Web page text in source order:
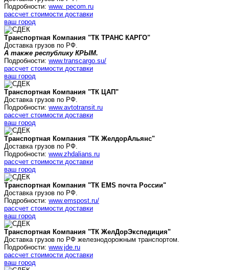
Подробности: www. pecom.ru
рассчет стоимости доставки
ваш город
Транспортная Компания "ТК ТРАНС КАРГО"
Доставка грузов по РФ.
А также республику КРЫМ.
Подробности: www.transcargo.su/
рассчет стоимости доставки
ваш город
Транспортная Компания "ТК ЦАП"
Доставка грузов по РФ.
Подробности: www.avtotransit.ru
рассчет стоимости доставки
ваш город
Транспортная Компания "ТК ЖелдорАльянс"
Доставка грузов по РФ.
Подробности: www.zhdalians.ru
рассчет стоимости доставки
ваш город
Транспортная Компания "ТК EMS почта России"
Доставка грузов по РФ.
Подробности: www.emspost.ru/
рассчет стоимости доставки
ваш город
Транспортная Компания "ТК ЖелДорЭкспедиция"
Доставка грузов по РФ железнодорожным транспортом.
Подробности: www.jde.ru
рассчет стоимости доставки
ваш город